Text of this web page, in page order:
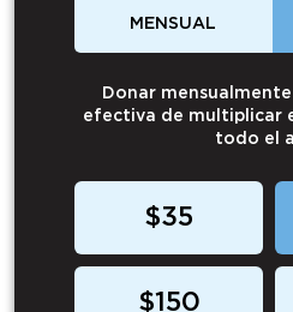
MENSUAL
Donar
efectiva de multiplicar
todo el
$35
$150